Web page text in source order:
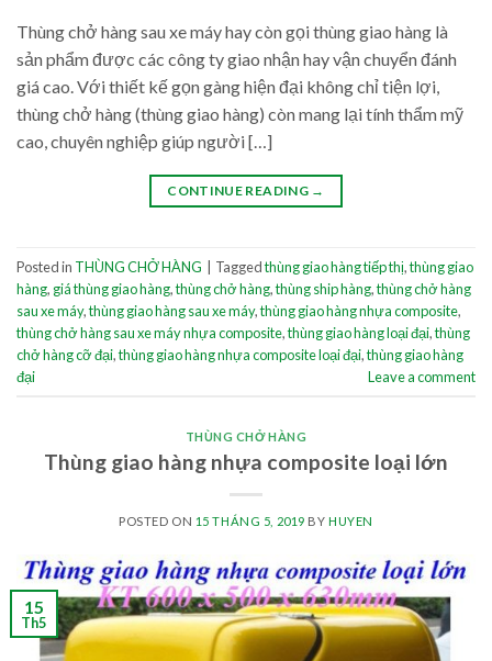
Thùng chở hàng sau xe máy hay còn gọi thùng giao hàng là
sản phẩm được các công ty giao nhận hay vận chuyển đánh
giá cao. Với thiết kế gọn gàng hiện đại không chỉ tiện lợi,
thùng chở hàng (thùng giao hàng) còn mang lại tính thẩm mỹ
cao, chuyên nghiệp giúp người […]
CONTINUE READING →
Posted in THÙNG CHỞ HÀNG Taggedthùng giao hàng tiếp thị,thùng giao
hàng, giá thùng giao hàng,thùng chở hàng,thùng ship hàng,thùng chở hàng
sau xe máy,thùng giao hàng sau xe máy,thùng giao hàng nhựa composite,
thùng chở hàng sau xe máy nhựa composite,thùng giao hàng loại đại,thùng
chở hàng cỡ đại,thùng giao hàng nhựa composite loại đại,thùng giao hàng
đại
Leave a comment
THÙNG CHỞ HÀNG
Thùng giao hàng nhựa composite loại lớn
POSTED ON 15 THÁNG 5, 2019 BY HUYEN
15
Th5